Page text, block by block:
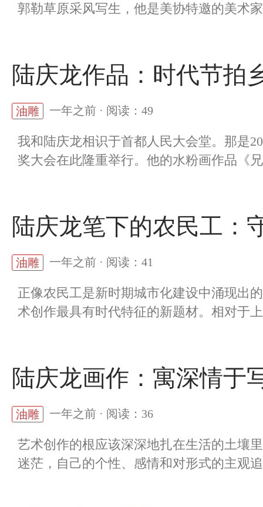
郭勒草原采风写生，他是美协特邀的美术
陆庆龙作品：时代节拍
油雕 一年之前 · 阅读：49
我和陆庆龙相识于首都人民大会堂。那是
奖大会在此隆重举行。他的水粉画作品《
陆庆龙笔下的农民工：
油雕 一年之前 · 阅读：41
正像农民工是新时期城市化建设中涌现出
术创作最具有时代特征的新题材。相对于
陆庆龙画作：寓深情于
油雕 一年之前 · 阅读：36
艺术创作的根应该深深地扎在生活的土壤
迷茫，自己的个性、感情和对形式的主观